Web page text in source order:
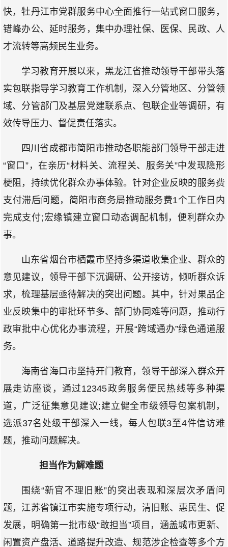
快，牡丹江市党群服务中心全面推行一站式窗口服务，
错峰办公、延时服务，集中办理社保、医保、民政、人
才流转等高频民生业务。
学习教育开展以来，黑龙江省推动领导干部带头落
实包联指导学习教育工作机制，深入分管地区、分管领
域、分管部门及基层党建联系点、包联企业等调研，有
效传导压力、督促责任落实。
四川省成都市简阳市推动各职能部门领导干部走进
“窗口”，在亲历“材料关、流程关、服务关”中发现隐形
梗阻，持续优化群众办事体验。针对企业反映的服务费
支付滞后问题，简阳市商务局推动服务费1个工作日内
完成支付;宏缘镇建立窗口动态调配机制，便利群众办
事。
山东省烟台市栖霞市坚持多渠道收集企业、群众的
意见建议，领导干部下沉调研、公开接访，倾听群众诉
求，梳理基层亟待解决的突出问题。其中，针对果品企
业反映集中的审批环节多、部门协同难等问题，推动行
政审批中心优化办事流程，开展“跨域通办”绿色通道服
务。
海南省海口市坚持开门教育，领导干部深入群众开
展走访座谈，通过12345政务服务便民热线等多种渠
道，广泛征集意见建议;建立健全市级领导包案机制，
选派37名处级干部深入一线，每人包联3至4件信访难
题，推动问题解决。
担当作为解难题
围绕“新官不理旧账”的突出表现和深层次矛盾问
题，江苏省镇江市实施专项行动，清旧账、惠民生、促
发展，明确第一批市级“敢担当”项目，涵盖城市更新、
闲置资产盘活、道路提升改造、规范涉企检查等多个方